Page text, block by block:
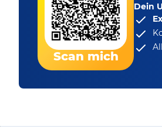
Scan mich
Dein